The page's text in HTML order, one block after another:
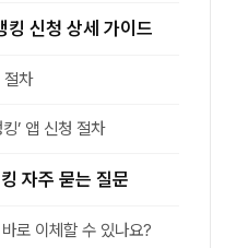
킹 신청 상세 가이드
절차
’ 앱 신청 절차
자주 묻는 질문
로 이체할 수 있나요?